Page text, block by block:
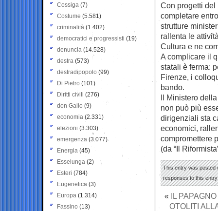
Con progetti
completare
strutture
rallenta le
Cultura e ne
A complicare il
statali è ferma:
Firenze, i
bando.
Il Ministero
non può più
dirigenziali sta
economici,
compromettere
(da “Il
This entry was posted
responses to this
« IL
OTOLITI
Cossiga (7)
Costume (5.581)
criminalità (1.402)
democratici e progressisti (19)
denuncia (14.528)
destra (573)
destradipopolo (99)
Di Pietro (101)
Diritti civili (276)
don Gallo (9)
economia (2.331)
elezioni (3.303)
emergenza (3.077)
Energia (45)
Esselunga (2)
Esteri (784)
Eugenetica (3)
Europa (1.314)
Fassino (13)